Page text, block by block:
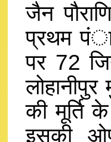
जैन
प्रथम
पर 72
की मूर्ति
इसकी